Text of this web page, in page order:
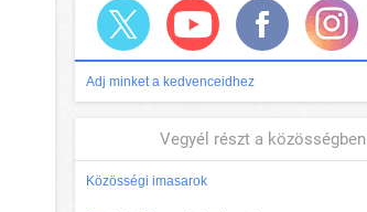
Adj minket a kedvenceidhez
Vegyél részt a közösségben
Közösségi imasarok